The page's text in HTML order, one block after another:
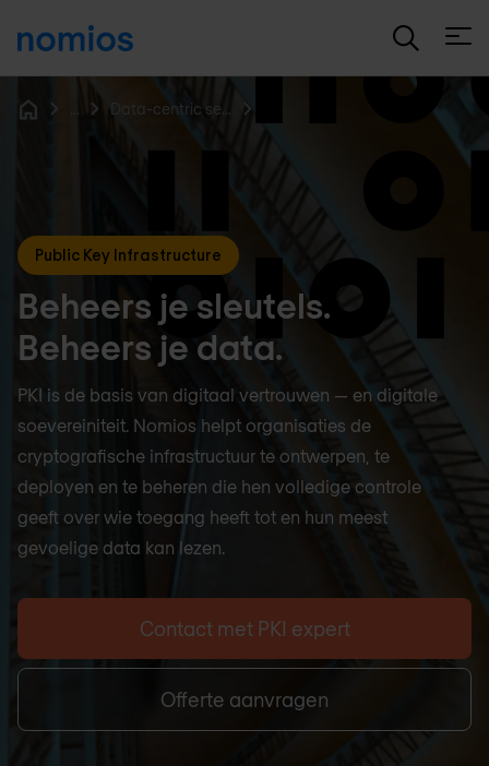
Data-centric security & encryptie
Public Key Infrastructure
Beheers je sleutels.
Beheers je data.
PKI is de basis van digitaal vertrouwen — en digitale
soevereiniteit. Nomios helpt organisaties de
cryptografische infrastructuur te ontwerpen, te
deployen en te beheren die hen volledige controle
geeft over wie toegang heeft tot en hun meest
gevoelige data kan lezen.
Contact met PKI expert
Offerte aanvragen